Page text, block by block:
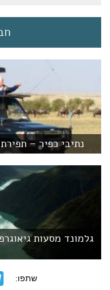
נתיבי כפיר –
גלמונד מסעות
שתפו: